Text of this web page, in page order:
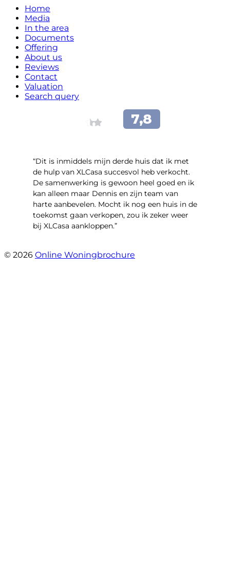
Home
Media
In the area
Documents
Offering
About us
Reviews
Contact
Valuation
Search query
“Dit is inmiddels mijn derde huis dat ik met
de hulp van XLCasa succesvol heb verkocht.
De samenwerking is gewoon heel goed en ik
kan alleen maar Dennis en zijn team van
harte aanbevelen. Mocht ik nog een huis in de
toekomst gaan verkopen, zou ik zeker weer
bij XLCasa aankloppen.”
© 2026 Online Woningbrochure